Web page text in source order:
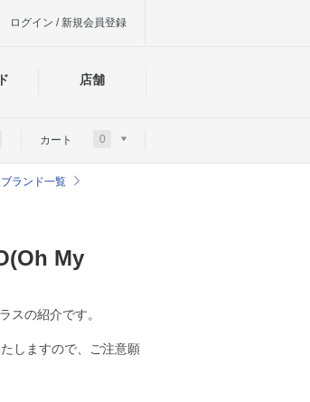
店舗
ログイン / 新規会員登録
カート 0
ランド一覧
My
スの紹介です。
しますので、ご注意願